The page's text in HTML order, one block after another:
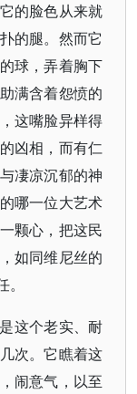
的脸色从来就
的腿。然而它
球，弄着胸下
满含着怨愤的
这嘴脸异样得
凶相，而有仁
凄凉沉郁的神
哪一位大艺术
颗心，把这民
如同维尼丝的
这个老实、耐
次。它瞧着这
闹意气，以至